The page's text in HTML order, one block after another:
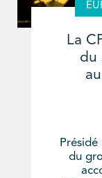
La
du
du